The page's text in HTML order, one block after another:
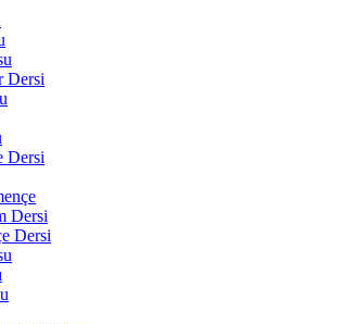
Dersi
Dersi
Dersi
Dersi